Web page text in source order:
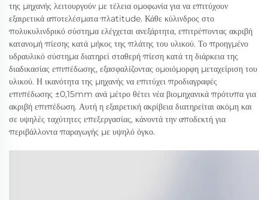
της μηχανής λειτουργούν με τέλεια ομοφωνία για να επιτύχουν
εξαιρετικά αποτελέσματα πλatitude. Κάθε κύλινδρος στο
πολυκυλινδρικό σύστημα ελέγχεται ανεξάρτητα, επιτρέποντας ακριβή
κατανομή πίεσης κατά μήκος της πλάτης του υλικού. Το προηγμένο
υδραυλικό σύστημα διατηρεί σταθερή πίεση κατά τη διάρκεια της
διαδικασίας επιπέδωσης, εξασφαλίζοντας ομοιόμορφη μεταχείριση του
υλικού. Η ικανότητα της μηχανής να επιτύχει προδιαγραφές
επιπέδωσης ±0,15mm ανά μέτρο θέτει νέα βιομηχανικά πρότυπα για
ακριβή επιπέδωση. Αυτή η εξαιρετική ακρίβεια διατηρείται ακόμη και
σε υψηλές ταχύτητες επεξεργασίας, κάνοντά την αποδεκτή για
περιβάλλοντα παραγωγής με υψηλό όγκο.